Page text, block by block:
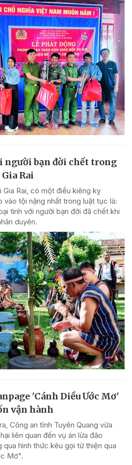
bạn đời chết trong
Rai
Rai, có một điều kiêng kỵ
tội nặng nhất trong luật tục là:
tình với người bạn đời đã chết khi
duyên.
'Cánh Diều Ước Mơ'
vận hành
Công an tỉnh Tuyên Quang vừa
liên quan đến vụ án lừa đảo
hình thức kêu gọi từ thiện qua
Mơ".